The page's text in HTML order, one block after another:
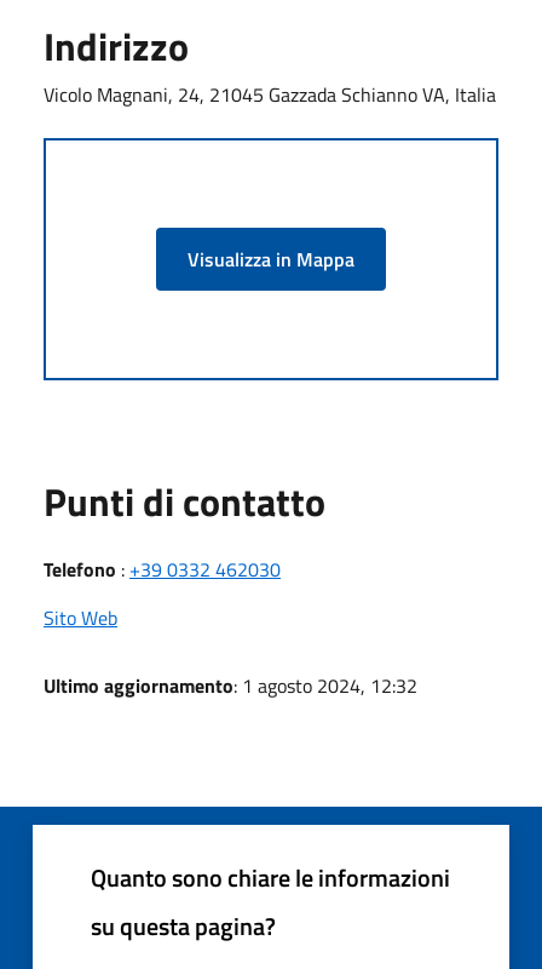
Indirizzo
Vicolo Magnani, 24, 21045 Gazzada Schianno VA, Italia
Visualizza in Mappa
Punti di contatto
Telefono : +39 0332 462030
Sito Web
Ultimo aggiornamento: 1 agosto 2024, 12:32
Quanto sono chiare le informazioni
su questa pagina?